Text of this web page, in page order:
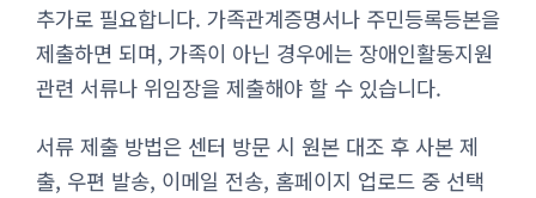
추가로 필요합니다. 가족관계증명서나 주민등록등본을
제출하면 되며, 가족이 아닌 경우에는 장애인활동지원
관련 서류나 위임장을 제출해야 할 수 있습니다.
서류 제출 방법은 센터 방문 시 원본 대조 후 사본 제
출, 우편 발송, 이메일 전송, 홈페이지 업로드 중 선택